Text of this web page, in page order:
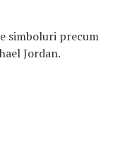
simboluri precum
Jordan.